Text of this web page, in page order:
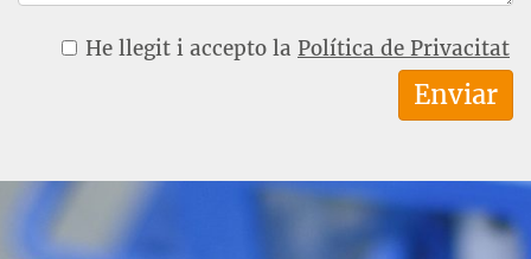
He llegit i accepto la Política de Privacitat